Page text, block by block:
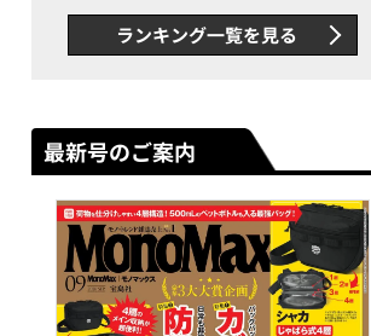
録…ほか【休日バッグの人気
記事ランキングベスト3】
（2026年6月版）
ランキング一覧を見る
最新号のご案内